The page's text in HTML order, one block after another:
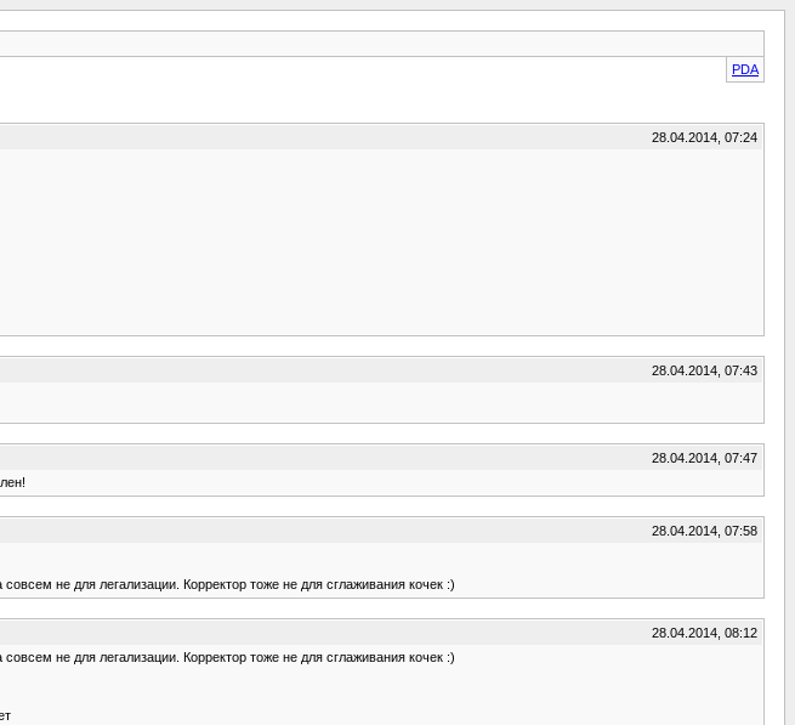
PDA
28.04.2014, 07:24
28.04.2014, 07:43
28.04.2014, 07:47
28.04.2014, 07:58
не для легализации. Корректор тоже не для сглаживания кочек :)
28.04.2014, 08:12
не для легализации. Корректор тоже не для сглаживания кочек :)